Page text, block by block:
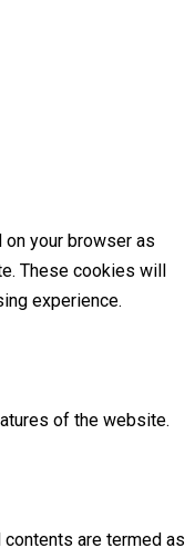
your browser as
These cookies will
experience.
of the website.
are termed as